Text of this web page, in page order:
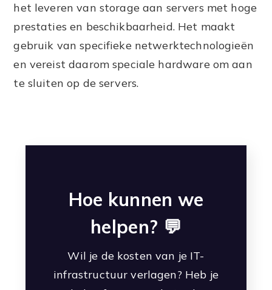
het leveren van storage aan servers met hoge
prestaties en beschikbaarheid. Het maakt
gebruik van specifieke netwerktechnologieën
en vereist daarom speciale hardware om aan
te sluiten op de servers.
Hoe kunnen we
helpen? 💬
Wil je de kosten van je IT-
infrastructuur verlagen? Heb je